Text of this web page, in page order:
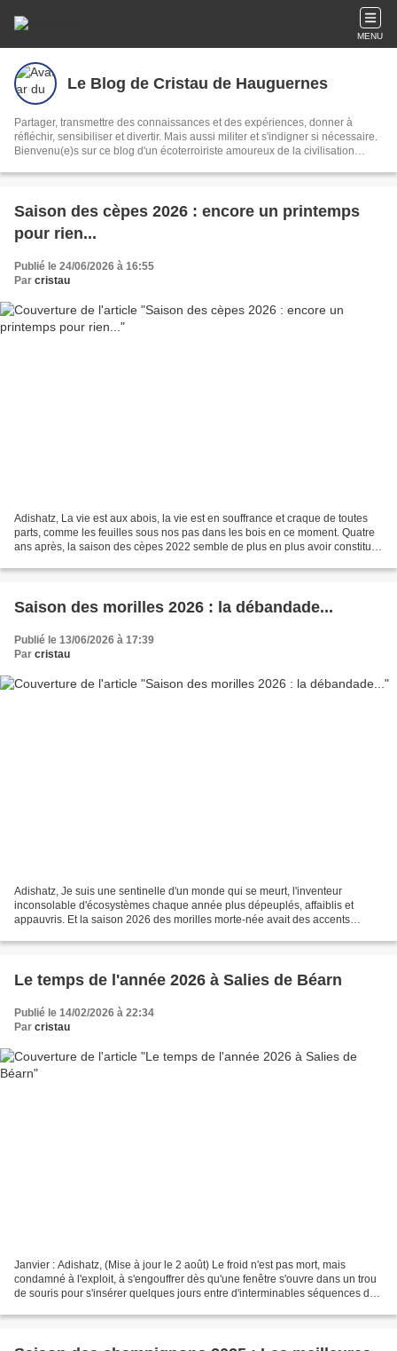
MENU
Le Blog de Cristau de Hauguernes
Partager, transmettre des connaissances et des expériences, donner à
réfléchir, sensibiliser et divertir. Mais aussi militer et s'indigner si nécessaire.
Bienvenu(e)s sur ce blog d'un écoterroiriste amoureux de la civilisation
écriture et langue gasconne vous seront proposées au fil des saisons et au
Saison des cèpes 2026 : encore un printemps
pour rien...
Publié le 24/06/2026 à 16:55
Par cristau
Adishatz, La vie est aux abois, la vie est en souffrance et craque de toutes
parts, comme les feuilles sous nos pas dans les bois en ce moment. Quatre
ans après, la saison des cèpes 2022 semble de plus en plus avoir constitué
Saison des morilles 2026 : la débandade...
Publié le 13/06/2026 à 17:39
Par cristau
Adishatz, Je suis une sentinelle d'un monde qui se meurt, l'inventeur
inconsolable d'écosystèmes chaque année plus dépeuplés, affaiblis et
appauvris. Et la saison 2026 des morilles morte-née avait des accents
Le temps de l'année 2026 à Salies de Béarn
Publié le 14/02/2026 à 22:34
Par cristau
Janvier : Adishatz, (Mise à jour le 2 août) Le froid n'est pas mort, mais
condamné à l'exploit, à s'engouffrer dès qu'une fenêtre s'ouvre dans un trou
de souris pour s'insérer quelques jours entre d'interminables séquences de